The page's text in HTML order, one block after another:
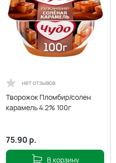
нет отзывов
Творожок Пломбир/солен
карамель 4.2% 100г
75.90 р.
В корзину